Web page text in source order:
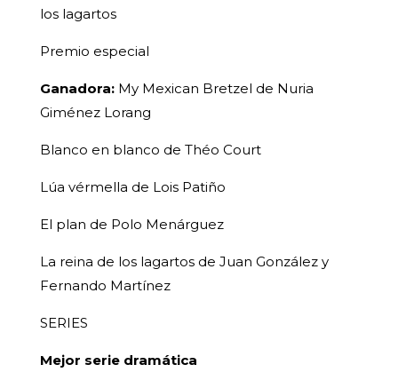
los lagartos
Premio especial
Ganadora:My Mexican Bretzel de Nuria
Giménez Lorang
Blanco en blanco de Théo Court
Lúa vérmella de Lois Patiño
El plan de Polo Menárguez
La reina de los lagartos de Juan González y
Fernando Martínez
SERIES
Mejor serie dramática